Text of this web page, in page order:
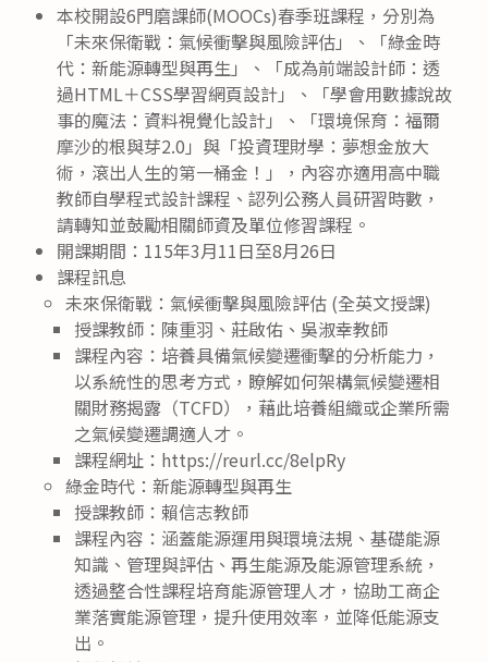
本校開設6門磨課師(MOOCs)春季班課程，分別為
「未來保衛戰：氣候衝擊與風險評估」、「綠金時
代：新能源轉型與再生」、「成為前端設計師：透
過HTML＋CSS學習網頁設計」、「學會用數據說故
事的魔法：資料視覺化設計」、「環境保育：福爾
摩沙的根與芽2.0」與「投資理財學：夢想金放大
術，滾出人生的第一桶金！」，內容亦適用高中職
教師自學程式設計課程、認列公務人員研習時數，
請轉知並鼓勵相關師資及單位修習課程。
開課期間：115年3月11日至8月26日
課程訊息
未來保衛戰：氣候衝擊與風險評估 (全英文授課)
授課教師：陳重羽、莊啟佑、吳淑幸教師
課程內容：培養具備氣候變遷衝擊的分析能力，
以系統性的思考方式，瞭解如何架構氣候變遷相
關財務揭露（TCFD），藉此培養組織或企業所需
之氣候變遷調適人才。
課程網址：https://reurl.cc/8elpRy
綠金時代：新能源轉型與再生
授課教師：賴信志教師
課程內容：涵蓋能源運用與環境法規、基礎能源
知識、管理與評估、再生能源及能源管理系統，
透過整合性課程培育能源管理人才，協助工商企
業落實能源管理，提升使用效率，並降低能源支
出。